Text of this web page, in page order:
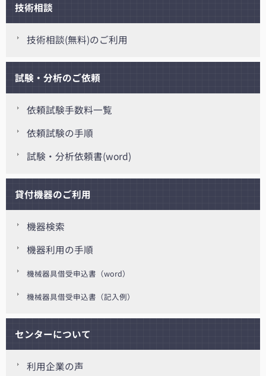
技術相談
技術相談(無料)のご利用
試験・分析のご依頼
依頼試験手数料一覧
依頼試験の手順
試験・分析依頼書(word)
貸付機器のご利用
機器検索
機器利用の手順
機械器具借受申込書（word）
機械器具借受申込書（記入例）
センターについて
利用企業の声